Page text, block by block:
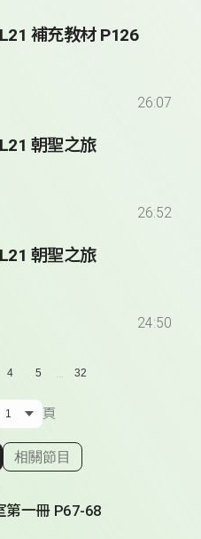
補充教材 P126
26:07
朝聖之旅
26:52
朝聖之旅
24:50
4 5 ... 32
頁
顯示相關單集
相關節目
第一冊 P67-68